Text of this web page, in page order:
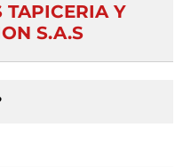
TAPICERIA Y
S.A.S